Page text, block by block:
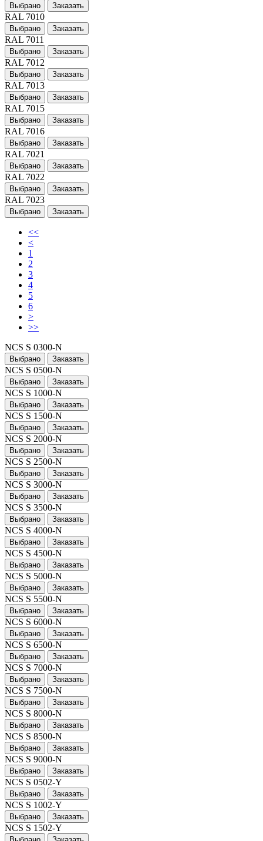
Выбрано Заказать
RAL 7010
Выбрано Заказать
RAL 7011
Выбрано Заказать
RAL 7012
Выбрано Заказать
RAL 7013
Выбрано Заказать
RAL 7015
Выбрано Заказать
RAL 7016
Выбрано Заказать
RAL 7021
Выбрано Заказать
RAL 7022
Выбрано Заказать
RAL 7023
Выбрано Заказать
<<
<
1
2
3
4
5
6
>
>>
NCS S 0300-N
Выбрано Заказать
NCS S 0500-N
Выбрано Заказать
NCS S 1000-N
Выбрано Заказать
NCS S 1500-N
Выбрано Заказать
NCS S 2000-N
Выбрано Заказать
NCS S 2500-N
Выбрано Заказать
NCS S 3000-N
Выбрано Заказать
NCS S 3500-N
Выбрано Заказать
NCS S 4000-N
Выбрано Заказать
NCS S 4500-N
Выбрано Заказать
NCS S 5000-N
Выбрано Заказать
NCS S 5500-N
Выбрано Заказать
NCS S 6000-N
Выбрано Заказать
NCS S 6500-N
Выбрано Заказать
NCS S 7000-N
Выбрано Заказать
NCS S 7500-N
Выбрано Заказать
NCS S 8000-N
Выбрано Заказать
NCS S 8500-N
Выбрано Заказать
NCS S 9000-N
Выбрано Заказать
NCS S 0502-Y
Выбрано Заказать
NCS S 1002-Y
Выбрано Заказать
NCS S 1502-Y
Выбрано Заказать